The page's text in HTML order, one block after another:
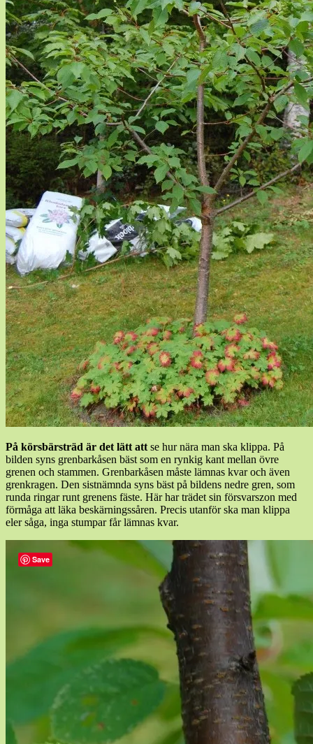
På körsbärsträd är det lätt att se hur nära man ska klippa. På
bilden syns grenbarkåsen bäst som en rynkig kant mellan övre
grenen och stammen. Grenbarkåsen måste lämnas kvar och även
grenkragen. Den sistnämnda syns bäst på bildens nedre gren, som
runda ringar runt grenens fäste. Här har trädet sin försvarszon med
förmåga att läka beskärningssåren. Precis utanför ska man klippa
eler såga, inga stumpar får lämnas kvar.
Save